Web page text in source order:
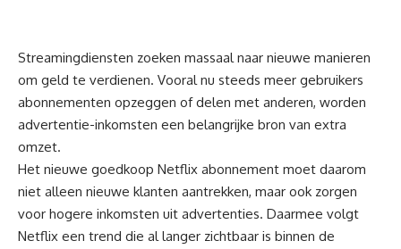
Streamingdiensten zoeken massaal naar nieuwe manieren
om geld te verdienen. Vooral nu steeds meer gebruikers
abonnementen opzeggen of delen met anderen, worden
advertentie-inkomsten een belangrijke bron van extra
omzet.
Het nieuwe goedkoop Netflix abonnement moet daarom
niet alleen nieuwe klanten aantrekken, maar ook zorgen
voor hogere inkomsten uit advertenties. Daarmee volgt
Netflix een trend die al langer zichtbaar is binnen de